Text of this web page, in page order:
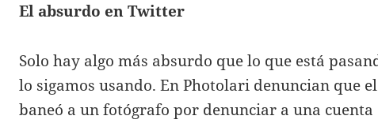
El absurdo en Twitter
Solo hay algo más absurdo que lo que está
lo sigamos usando. En Photolari denuncian que
baneó a un fotógrafo por denunciar a una cuenta